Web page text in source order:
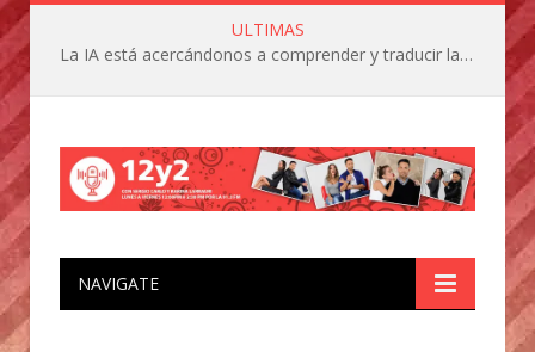
ULTIMAS
La IA está acercándonos a comprender y traducir las vocalizaciones y comportamientos de nuestras mascotas
NAVIGATE